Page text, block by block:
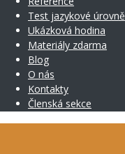
Test jazykové úrovně
Ukázková hodina
Materiály zdarma
Blog
O nás
Kontakty
Členská sekce